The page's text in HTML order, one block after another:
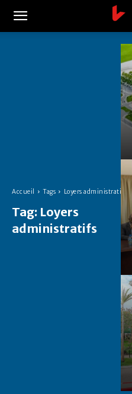
Accueil Tags Loyers administratifs
Tag: Loyers
administratifs